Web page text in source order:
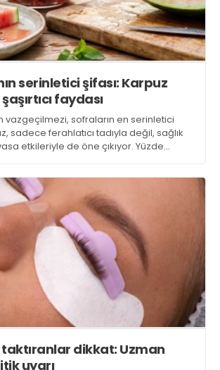
serinletici şifası: Karpuz
faydası
vazgeçilmezi, sofraların en serinletici
sadece ferahlatıcı tadıyla değil, sağlık
etkileriyle de öne çıkıyor. Yüzde
öne çıkan faydaları...
dikkat: Uzman
uyarı